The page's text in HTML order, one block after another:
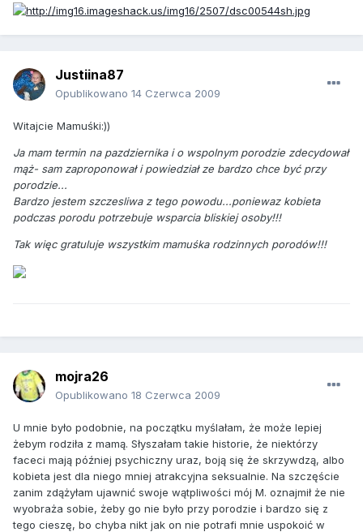
Justiina87
Opublikowano 14 Czerwca 2009
Witajcie Mamuśki:))
Ja mam termin na pazdziernika i o wspolnym porodzie zdecydował
mąż- sam zaproponował i powiedział ze bardzo chce być przy
porodzie...
Bardzo jestem szczesliwa z tego powodu...poniewaz kobieta
podczas porodu potrzebuje wsparcia bliskiej osoby!!!
Tak więc gratuluje wszystkim mamuśka rodzinnych porodów!!!
mojra26
Opublikowano 18 Czerwca 2009
U mnie było podobnie, na początku myślałam, że może lepiej
żebym rodziła z mamą. Słyszałam takie historie, że niektórzy
faceci mają później psychiczny uraz, boją się że skrzywdzą, albo
kobieta jest dla niego mniej atrakcyjna seksualnie. Na szczęście
zanim zdążyłam ujawnić swoje wątpliwości mój M. oznajmił że nie
wyobraża sobie, żeby go nie było przy porodzie i bardzo się z
tego cieszę, bo chyba nikt jak on nie potrafi mnie uspokoić w